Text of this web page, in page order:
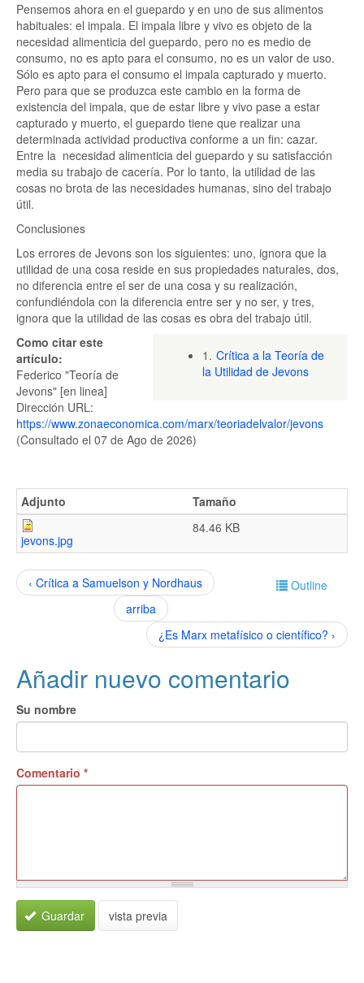
Pensemos ahora en el guepardo y en uno de sus alimentos
habituales: el impala. El impala libre y vivo es objeto de la
necesidad alimenticia del guepardo, pero no es medio de
consumo, no es apto para el consumo, no es un valor de uso.
Sólo es apto para el consumo el impala capturado y muerto.
Pero para que se produzca este cambio en la forma de
existencia del impala, que de estar libre y vivo pase a estar
capturado y muerto, el guepardo tiene que realizar una
determinada actividad productiva conforme a un fin: cazar.
Entre la necesidad alimenticia del guepardo y su satisfacción
media su trabajo de cacería. Por lo tanto, la utilidad de las
cosas no brota de las necesidades humanas, sino del trabajo
útil.
Conclusiones
Los errores de Jevons son los siguientes: uno, ignora que la
utilidad de una cosa reside en sus propiedades naturales, dos,
no diferencia entre el ser de una cosa y su realización,
confundiéndola con la diferencia entre ser y no ser, y tres,
ignora que la utilidad de las cosas es obra del trabajo útil.
1. Crítica a la Teoría de
la Utilidad de Jevons
Como citar este
artículo:
Federico "Teoría de
Jevons" [en linea]
Dirección URL:
https://www.zonaeconomica.com/marx/teoriadelvalor/jevons
(Consultado el 07 de Ago de 2026)
Adjunto Tamaño
jevons.jpg
84.46 KB
Outline
‹ Crítica a Samuelson y Nordhaus
arriba
¿Es Marx metafísico o científico? ›
Añadir nuevo comentario
Su nombre
Comentario *
Guardar vista previa